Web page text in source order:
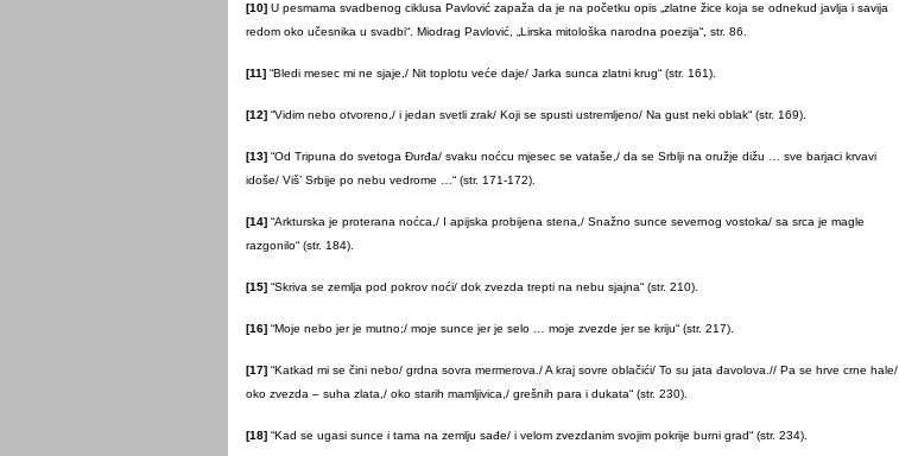
[10] U pesmama svadbenog ciklusa Pavlović zapaža da je na početku opis „zlatne žice koja se odnekud javlja i savija
redom oko učesnika u svadbi“. Miodrag Pavlović, „Lirska mitološka narodna poezija“, str. 86.
[11] “Bledi mesec mi ne sjaje,/ Nit toplotu veće daje/ Jarka sunca zlatni krug“ (str. 161).
[12] “Vidim nebo otvoreno,/ i jedan svetli zrak/ Koji se spusti ustremljeno/ Na gust neki oblak“ (str. 169).
[13] “Od Tripuna do svetoga Đurđa/ svaku noćcu mjesec se vataše,/ da se Srblji na oružje dižu … sve barjaci krvavi
idoše/ Viš’ Srbije po nebu vedrome …“ (str. 171-172).
[14] “Arkturska je proterana noćca,/ I apijska probijena stena,/ Snažno sunce severnog vostoka/ sa srca je magle
razgonilo“ (str. 184).
[15] “Skriva se zemlja pod pokrov noći/ dok zvezda trepti na nebu sjajna“ (str. 210).
[16] “Moje nebo jer je mutno;/ moje sunce jer je selo … moje zvezde jer se kriju“ (str. 217).
[17] “Katkad mi se čini nebo/ grdna sovra mermerova./ A kraj sovre oblačići/ To su jata đavolova.// Pa se hrve crne hale/
oko zvezda – suha zlata,/ oko starih mamljivica,/ grešnih para i dukata“ (str. 230).
[18] “Kad se ugasi sunce i tama na zemlju sađe/ i velom zvezdanim svojim pokrije burni grad“ (str. 234).